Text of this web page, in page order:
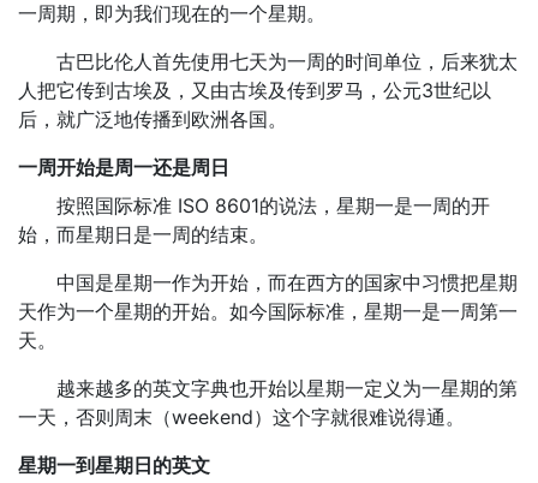
一周期，即为我们现在的一个星期。
古巴比伦人首先使用七天为一周的时间单位，后来犹太
人把它传到古埃及，又由古埃及传到罗马，公元3世纪以
后，就广泛地传播到欧洲各国。
一周开始是周一还是周日
按照国际标准 ISO 8601的说法，星期一是一周的开
始，而星期日是一周的结束。
中国是星期一作为开始，而在西方的国家中习惯把星期
天作为一个星期的开始。如今国际标准，星期一是一周第一
天。
越来越多的英文字典也开始以星期一定义为一星期的第
一天，否则周末（weekend）这个字就很难说得通。
星期一到星期日的英文